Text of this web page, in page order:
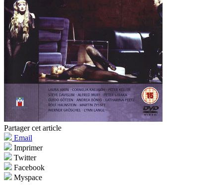
Partager cet article
Email
Imprimer
Twitter
Facebook
Myspace